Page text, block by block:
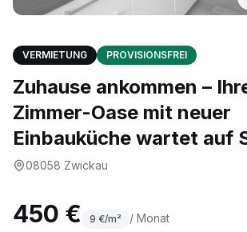
VERMIETUNG PROVISIONSFREI
Zuhause ankommen –
Zimmer-Oase mit neuer
Einbauküche wartet auf
08058 Zwickau
450 € 9 €/m² / Monat